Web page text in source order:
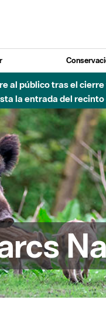
al público tras el
la entrada del